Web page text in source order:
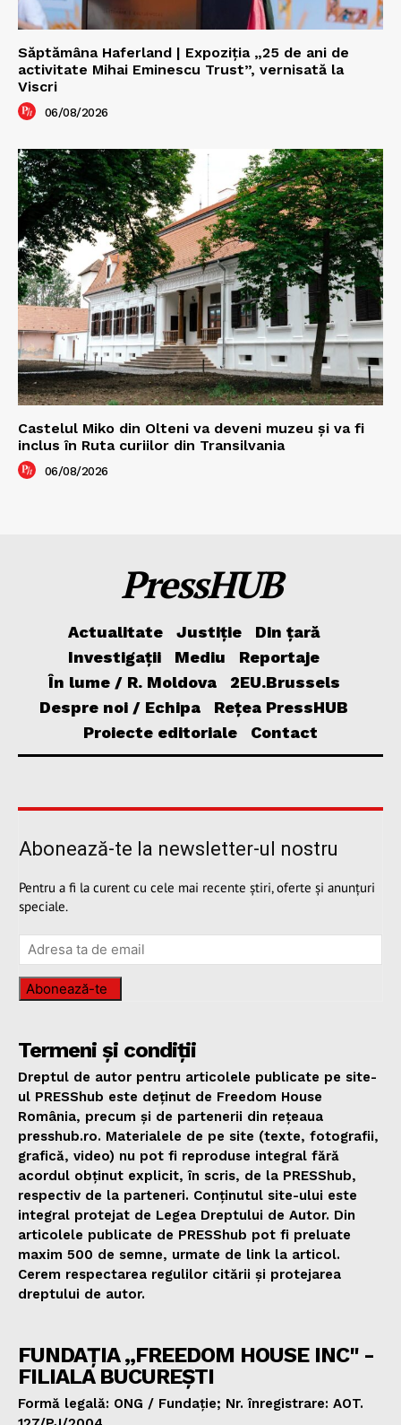
Săptămâna Haferland | Expoziţia „25 de ani de
activitate Mihai Eminescu Trust”, vernisată la
Viscri
06/08/2026
Castelul Miko din Olteni va deveni muzeu şi va fi
inclus în Ruta curiilor din Transilvania
06/08/2026
PressHUB
Actualitate Justiție
Din țară
Investigații
Mediu
Reportaje
În lume / R. Moldova
2EU.Brussels
Despre noi / Echipa
Rețea PressHUB
Proiecte editoriale
Contact
Abonează-te la newsletter-ul nostru
Pentru a fi la curent cu cele mai recente știri, oferte și anunțuri
speciale.
Abonează-te
Termeni și condiții
Dreptul de autor pentru articolele publicate pe site-
ul PRESShub este deținut de Freedom House
România, precum și de partenerii din rețeaua
presshub.ro. Materialele de pe site (texte, fotografii,
grafică, video) nu pot fi reproduse integral fără
acordul obținut explicit, în scris, de la PRESShub,
respectiv de la parteneri. Conținutul site-ului este
integral protejat de Legea Dreptului de Autor. Din
articolele publicate de PRESShub pot fi preluate
maxim 500 de semne, urmate de link la articol.
Cerem respectarea regulilor citării și protejarea
dreptului de autor.
FUNDAȚIA „FREEDOM HOUSE INC" -
FILIALA BUCUREȘTI
Formă legală: ONG / Fundație; Nr. înregistrare: AOT.